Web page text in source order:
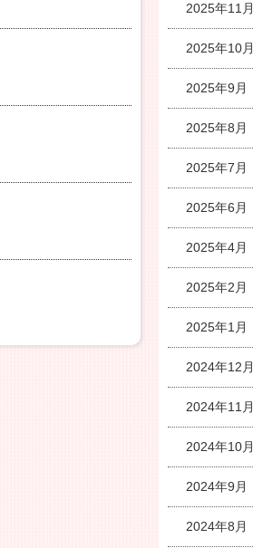
2025年11月
2025年10月
2025年9月
2025年8月
2025年7月
2025年6月
2025年4月
2025年2月
2025年1月
2024年12月
2024年11月
2024年10月
2024年9月
2024年8月